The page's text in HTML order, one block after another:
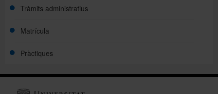
Tràmits administratius
Matrícula
Pràctiques